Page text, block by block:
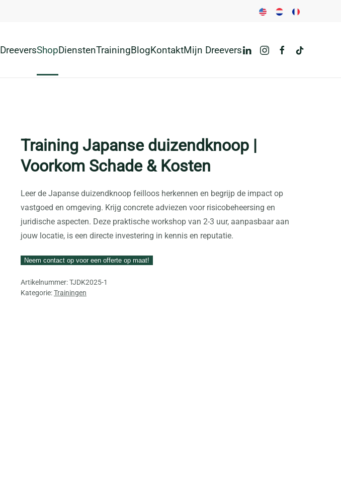
DreeversShopDienstenTrainingBlogKontaktMijn Dreevers
Training Japanse duizendknoop |
Voorkom Schade & Kosten
Leer de Japanse duizendknoop feilloos herkennen en begrijp de impact op
vastgoed en omgeving. Krijg concrete adviezen voor risicobeheersing en
juridische aspecten. Deze praktische workshop van 2-3 uur, aanpasbaar aan
jouw locatie, is een directe investering in kennis en reputatie.
Neem contact op voor een offerte op maat!
Artikelnummer:TJDK2025-1
Kategorie:Trainingen